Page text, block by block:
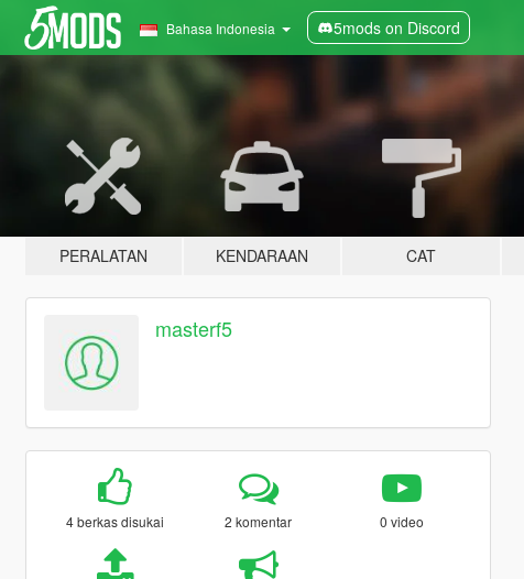
Bahasa Indonesia 5mods on Discord
PERALATAN KENDARAAN CAT
masterf5
4 berkas disukai 2 komentar 0 video